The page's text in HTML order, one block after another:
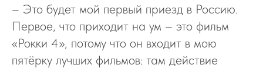
– Это будет мой первый приезд в Россию.
Первое, что приходит на ум – это фильм
«Рокки 4», потому что он входит в мою
пятёрку лучших фильмов: там действие